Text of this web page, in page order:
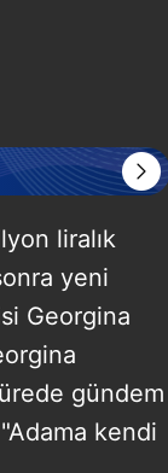
liralık
yeni
Georgina
gündem
kendi